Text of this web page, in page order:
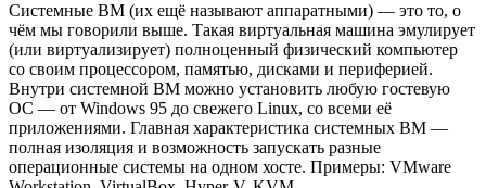
Системные ВМ (их ещё называют аппаратными) — это то, о
чём мы говорили выше. Такая виртуальная машина эмулирует
(или виртуализирует) полноценный физический компьютер
со своим процессором, памятью, дисками и периферией.
Внутри системной ВМ можно установить любую гостевую
ОС — от Windows 95 до свежего Linux, со всеми её
приложениями. Главная характеристика системных ВМ —
полная изоляция и возможность запускать разные
операционные системы на одном хосте. Примеры: VMware